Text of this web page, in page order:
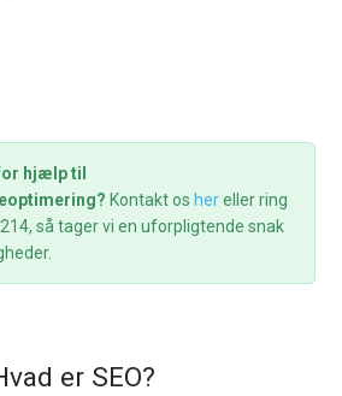
hjælp til
Kontakt os hereller ring
så tager vi en uforpligtende snak
er SEO?